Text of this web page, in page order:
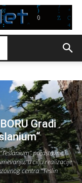
Gradi
predstavnici
u cilju realizacije
centra "Teslin